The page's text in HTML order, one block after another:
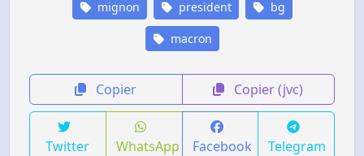
mignon president bg
macron
Copier Copier (jvc)
Twitter WhatsApp Facebook Telegram